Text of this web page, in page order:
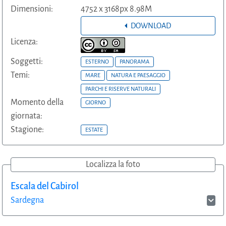
Dimensioni: 4752 x 3168px 8.98M
DOWNLOAD
Licenza:
Soggetti: ESTERNO PANORAMA
Temi: MARE NATURA E PAESAGGIO
PARCHI E RISERVE NATURALI
Momento della
giornata:
GIORNO
Stagione: ESTATE
Localizza la foto
Escala del Cabirol
Sardegna